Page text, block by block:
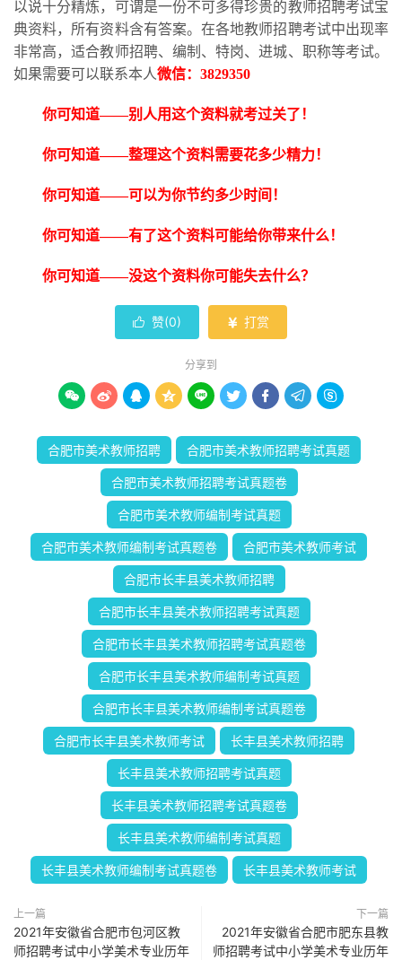
以说十分精炼，可谓是一份不可多得珍贵的教师招聘考试宝
典资料，所有资料含有答案。在各地教师招聘考试中出现率
非常高，适合教师招聘、编制、特岗、进城、职称等考试。
如果需要可以联系本人微信： 3829350
你可知道——别人用这个资料就考过关了！
你可知道——整理这个资料需要花多少精力！
你可知道——可以为你节约多少时间！
你可知道——有了这个资料可能给你带来什么！
你可知道——没这个资料你可能失去什么？
 赞(0)  打赏
分享到
        
合肥市美术教师招聘 合肥市美术教师招聘考试真题
合肥市美术教师招聘考试真题卷
合肥市美术教师编制考试真题
合肥市美术教师编制考试真题卷 合肥市美术教师考试
合肥市长丰县美术教师招聘
合肥市长丰县美术教师招聘考试真题
合肥市长丰县美术教师招聘考试真题卷
合肥市长丰县美术教师编制考试真题
合肥市长丰县美术教师编制考试真题卷
合肥市长丰县美术教师考试 长丰县美术教师招聘
长丰县美术教师招聘考试真题
长丰县美术教师招聘考试真题卷
长丰县美术教师编制考试真题
长丰县美术教师编制考试真题卷 长丰县美术教师考试
上一篇
2021年安徽省合肥市包河区教
师招聘考试中小学美术专业历年
下一篇
2021年安徽省合肥市肥东县教
师招聘考试中小学美术专业历年